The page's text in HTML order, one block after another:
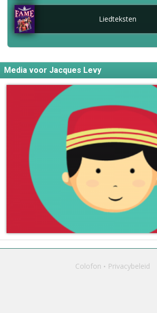
Liedteksten
Media voor Jacques Levy
Colofon Privacybeleid